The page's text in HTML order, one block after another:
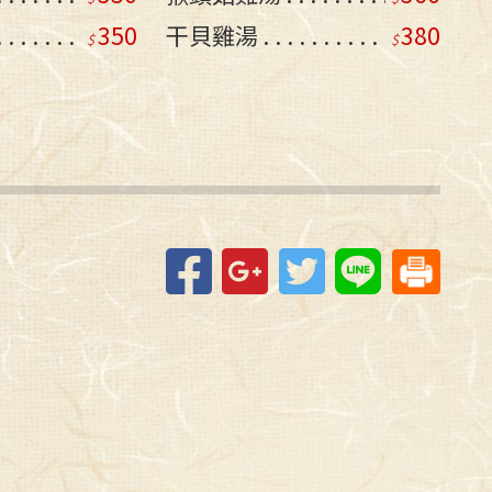
350
干貝雞湯 380
FacebookGoogle+TwitterLine